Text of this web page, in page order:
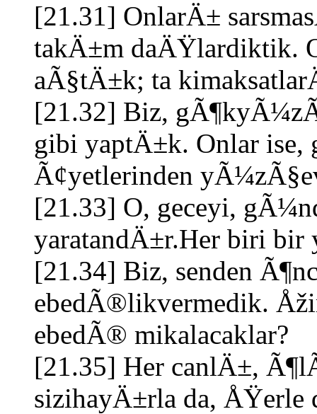
[21.31] OnlarÄ±
takÄ±m daÄŸlardiktik.
aÃ§tÄ±k; ta
[21.32] Biz,
gibi yaptÄ±k. Onlar
Ã¢yetlerinden
[21.33] O, geceyi,
yaratandÄ±r.Her biri
[21.34] Biz, senden
ebedÃ®likvermedik.
ebedÃ® mikalacaklar?
[21.35] Her canlÄ±,
sizihayÄ±rla da, ÅŸerle